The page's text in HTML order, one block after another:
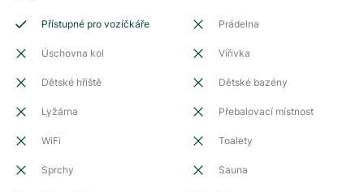
Přístupné pro vozíčkáře Prádelna
Úschovna kol Vířivka
Dětské hřiště Dětské bazény
Lyžárna Přebalovací místnost
WiFi Toalety
Sprchy Sauna